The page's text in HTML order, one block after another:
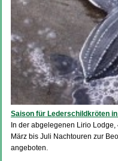
Saison für Lederschildkröten
In der abgelegenen Lirio
März bis Juli Nachtouren zur
angeboten.